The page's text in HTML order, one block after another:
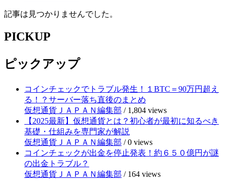
記事は見つかりませんでした。
PICKUP
ピックアップ
コインチェックでトラブル発生！１BTC＝90万円超え
る！？サーバー落ち直後のまとめ
仮想通貨ＪＡＰＡＮ編集部 / 1,804 views
【2025最新】仮想通貨とは？初心者が最初に知るべき
基礎・仕組みを専門家が解説
仮想通貨ＪＡＰＡＮ編集部 /0 views
コインチェックが出金を停止発表！約６５０億円が謎
の出金トラブル？
仮想通貨ＪＡＰＡＮ編集部 / 164 views